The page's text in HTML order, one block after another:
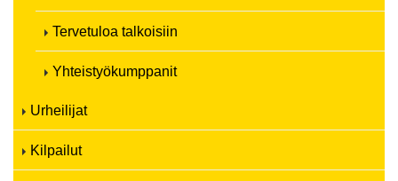
Tervetuloa talkoisiin
Yhteistyökumppanit
Urheilijat
Kilpailut